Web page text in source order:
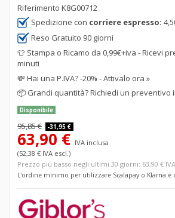
Riferimento K8G00712
Spedizione con corriere espresso:
Reso Gratuito 90 giorni
👕 Stampa o Ricamo da 0,99€+iva - Ricevi
minuti
💸Hai una P.IVA? -20% - Attivalo ora »
📦 Grandi quantità? Richiedi un preventivo
Disponibile
95,85 € -31,95 €
63,90 € IVA inclusa
(52,38 € IVA escl.)
Prezzo più basso negli ultimi 30 giorni: 63,90 €
L'ordine minimo per utilizzare Scalapay o Klarna è